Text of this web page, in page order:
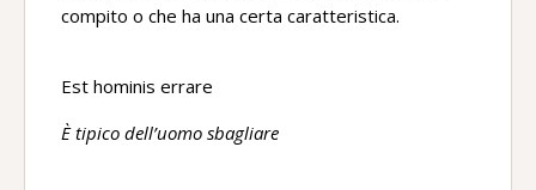
compito o che ha una certa caratteristica.
Est hominis errare
È tipico dell’uomo sbagliare